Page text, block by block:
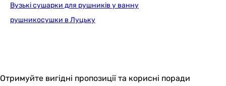
Вузькі сушарки для рушників у ванну
рушникосушки в Луцьку
Отримуйте вигідні пропозиції та корисні поради